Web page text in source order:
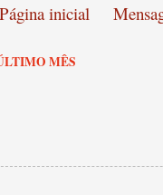
Página inicial
MÊS